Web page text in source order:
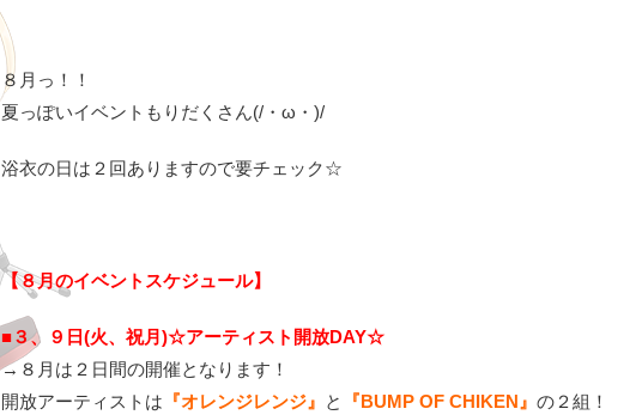
８月っ！！
夏っぽいイベントもりだくさん(/・ω・)/
浴衣の日は２回ありますので要チェック☆
【８月のイベントスケジュール】
■３、９日(火、祝月)☆アーティスト開放DAY☆
→８月は２日間の開催となります！
開放アーティストは 『オレンジレンジ』 と 『BUMP OF CHIKEN』 の２組！